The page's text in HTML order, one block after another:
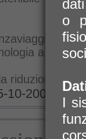
ha
a basso
riduzione
10-2009 )
o
I